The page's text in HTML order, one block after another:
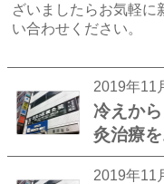
ざいましたらお気軽に
い合わせください。
2019年11
冷えか
灸治療
2019年11